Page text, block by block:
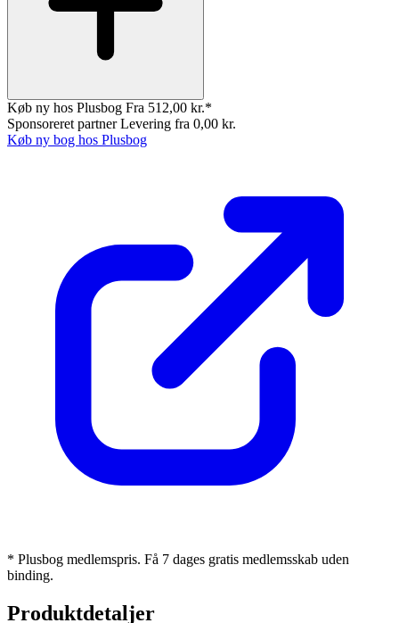
Køb ny hos Plusbog Fra 512,00 kr.*
Sponsoreret partnerLevering fra 0,00 kr.
Køb ny bog hos Plusbog
* Plusbog medlemspris. Få 7 dages gratis medlemsskab uden
binding.
Produktdetaljer